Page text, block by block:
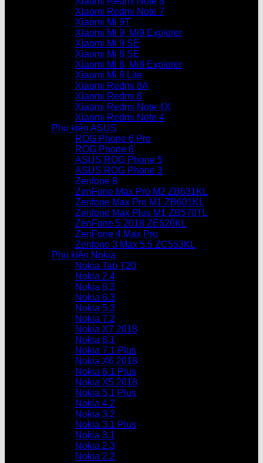
Xiaomi Redmi Note 7
Xiaomi Mi 9T
Xiaomi Mi 9, Mi9 Explorer
Xiaomi Mi 9 SE
Xiaomi Mi 8 SE
Xiaomi Mi 8, Mi8 Explorer
Xiaomi Mi 8 Lite
Xiaomi Redmi 8A
Xiaomi Redmi 8
Xiaomi Redmi Note 4X
Xiaomi Redmi Note 4
Phụ kiện ASUS
ROG Phone 6 Pro
ROG Phone 6
ASUS ROG Phone 5
ASUS ROG Phone 3
Zenfone 8
ZenFone Max Pro M2 ZB631KL
Zenfone Max Pro M1 ZB601KL
Zenfone Max Plus M1 ZB570TL
ZenFone 5 2018 ZE620KL
ZenFone 4 Max Pro
Zenfone 3 Max 5.5 ZC553KL
Phụ kiện Nokia
Nokia Tab T20
Nokia 2.4
Nokia 8.3
Nokia 6.3
Nokia 5.3
Nokia 7.2
Nokia X7 2018
Nokia 8.1
Nokia 7.1 Plus
Nokia X6 2018
Nokia 6.1 Plus
Nokia X5 2018
Nokia 5.1 Plus
Nokia 4.2
Nokia 3.2
Nokia 3.1 Plus
Nokia 3.1
Nokia 2.3
Nokia 2.2